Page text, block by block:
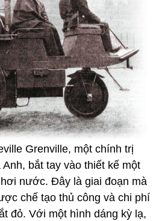
Grenville, một chính trị
bắt tay vào thiết kế một
nước. Đây là giai đoạn mà
chế tạo thủ công và chi phí
đỏ. Với một hình dáng kỳ lạ,